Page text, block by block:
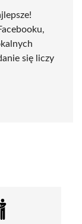
się liczy